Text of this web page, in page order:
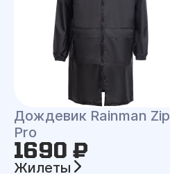
Дождевик Rainman Zip
Pro
1690 ₽
Жилеты